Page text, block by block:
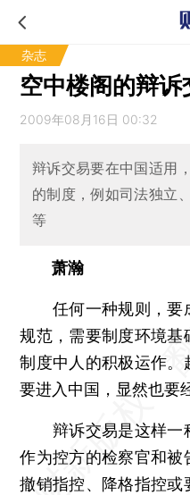
杂志
空中楼阁的辩诉
2009年08月16日 00:32
辩诉交易要在中国适用
的制度，例如司法独立
等
萧瀚
任何一种规则，要
规范，需要制度环境基
制度中人的积极运作
要进入中国，显然也要
辩诉交易是这样一
作为控方的检察官和被
撤销指控、降格指控或